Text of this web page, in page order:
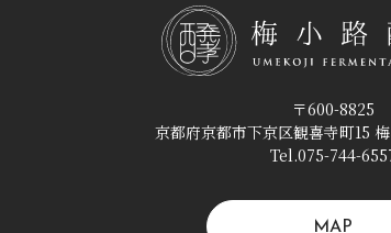
〒600-8825
京都府京都市下京区観喜寺町15
Tel.075-744-
MAP